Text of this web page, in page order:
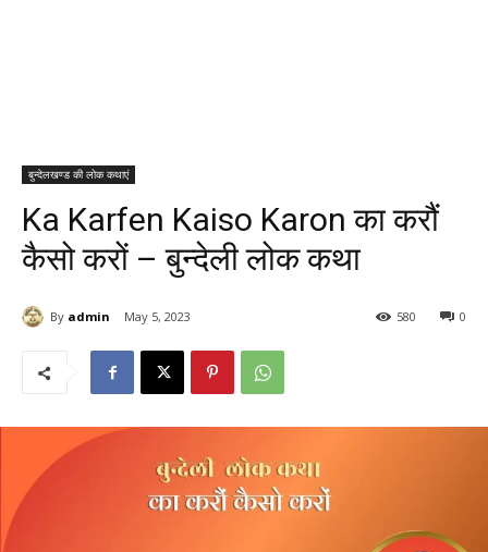
बुन्देलखण्ड की लोक कथाएं
Ka Karfen Kaiso Karon का करौं
कैसो करों – बुन्देली लोक कथा
By admin May 5, 2023 0
580